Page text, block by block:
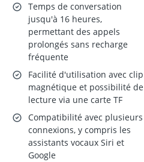
Temps de conversation
jusqu'à 16 heures,
permettant des appels
prolongés sans recharge
fréquente
Facilité d'utilisation avec clip
magnétique et possibilité de
lecture via une carte TF
Compatibilité avec plusieurs
connexions, y compris les
assistants vocaux Siri et
Google